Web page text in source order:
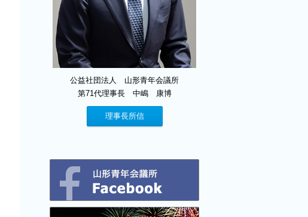
公益社団法人 山形青年会議所
第71代理事長 中嶋 康博
理事長所信